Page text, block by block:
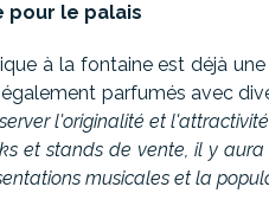
pour le palais
à la fontaine est déjà
parfumés avec
l'originalité et
et stands de vente, il y
musicales et la